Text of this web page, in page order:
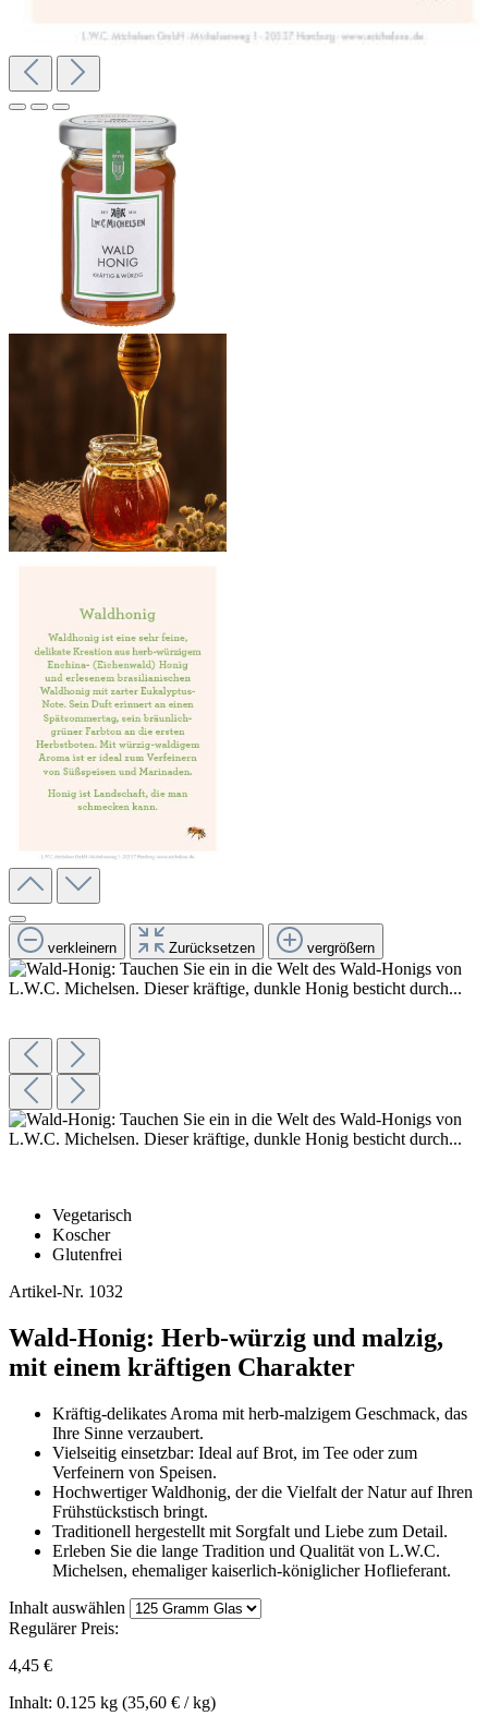
verkleinern Zurücksetzen vergrößern
Vegetarisch
Koscher
Glutenfrei
Artikel-Nr. 1032
Wald-Honig: Herb-würzig und malzig,
mit einem kräftigen Charakter
Kräftig-delikates Aroma mit herb-malzigem Geschmack, das
Ihre Sinne verzaubert.
Vielseitig einsetzbar: Ideal auf Brot, im Tee oder zum
Verfeinern von Speisen.
Hochwertiger Waldhonig, der die Vielfalt der Natur auf Ihren
Frühstückstisch bringt.
Traditionell hergestellt mit Sorgfalt und Liebe zum Detail.
Erleben Sie die lange Tradition und Qualität von L.W.C.
Michelsen, ehemaliger kaiserlich-königlicher Hoflieferant.
Inhalt auswählen
Regulärer Preis:
4,45 €
Inhalt: 0.125 kg (35,60 € / kg)